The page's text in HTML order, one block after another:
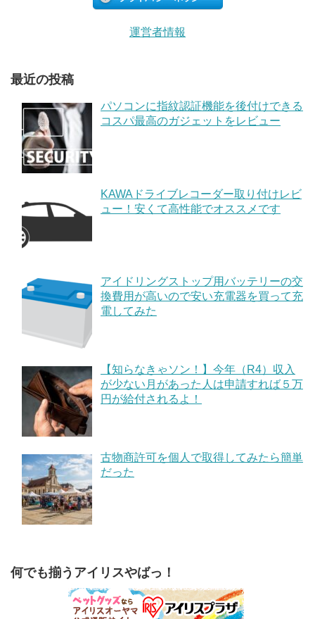
運営者情報
最近の投稿
パソコンに指紋認証機能を後付けできる
コスパ最高のガジェットをレビュー
KAWAドライブレコーダー取り付けレビ
ュー！安くて高性能でオススメです
アイドリングストップ用バッテリーの交
換費用が高いので安い充電器を買って充
電してみた
【知らなきゃソン！】今年（R4）収入
が少ない月があった人は申請すれば５万
円が給付されるよ！
古物商許可を個人で取得してみたら簡単
だった
何でも揃うアイリスやばっ！